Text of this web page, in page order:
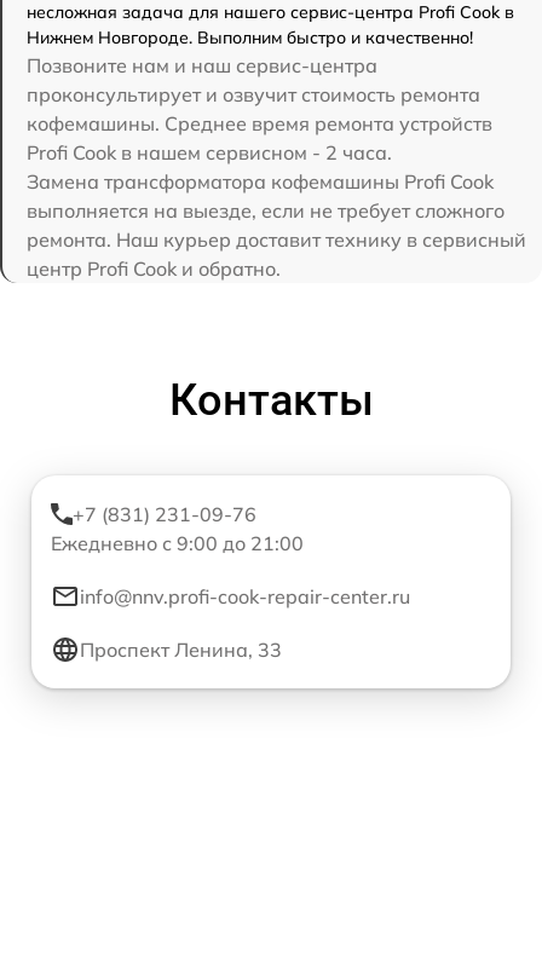
несложная задача для нашего сервис-центра Profi Cook в
Нижнем Новгороде. Выполним быстро и качественно!
Позвоните нам и наш сервис-центра
проконсультирует и озвучит стоимость ремонта
кофемашины. Среднее время ремонта устройств
Profi Cook в нашем сервисном - 2 часа.
Замена трансформатора кофемашины Profi Cook
выполняется на выезде, если не требует сложного
ремонта. Наш курьер доставит технику в сервисный
центр Profi Cook и обратно.
Контакты
+7 (831) 231-09-76
Ежедневно с 9:00 до 21:00
info@nnv.profi-cook-repair-center.ru
Проспект Ленина, 33